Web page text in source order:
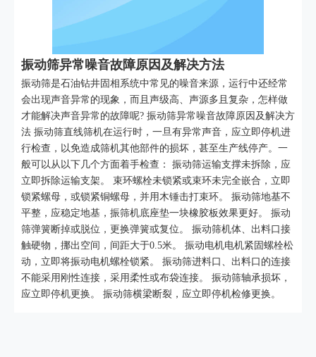
振动筛异常噪音故障原因及解决方法
振动筛是石油钻井固相系统中常见的噪音来源，运行中还经常
会出现声音异常的现象，而且声级高、声源多且复杂，怎样做
才能解决声音异常的故障呢? 振动筛异常噪音故障原因及解决方
法 振动筛直线筛机在运行时，一旦有异常声音，应立即停机进
行检查，以免造成筛机其他部件的损坏，甚至生产线停产。一
般可以从以下几个方面着手检查： 振动筛运输支撑未拆除，应
立即拆除运输支架。 束环螺栓未锁紧或束环未完全嵌合，立即
锁紧螺母，或锁紧铜螺母，并用木锤击打束环。 振动筛地基不
平整，应稳定地基，振筛机底座垫一块橡胶板效果更好。 振动
筛弹簧断掉或脱位，更换弹簧或复位。 振动筛机体、出料口接
触硬物，挪出空间，间距大于0.5米。 振动电机电机紧固螺栓松
动，立即将振动电机螺栓锁紧。 振动筛进料口、出料口的连接
不能采用刚性连接，采用柔性或布袋连接。 振动筛轴承损坏，
应立即停机更换。 振动筛横梁断裂，应立即停机检修更换。